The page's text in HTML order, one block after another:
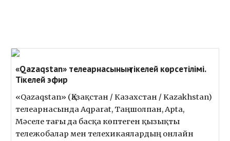
«Qazaqstan» телеарнасының тікелей көрсетілімі.
Тікелей эфир
«Qazaqstan» (Қазақстан / Казахстан / Kazakhstan)
телеарнасында Aqparat, Таңшолпан, Apta,
Мәселе тағы да басқа көптеген қызықты
тележобалар мен телехикаялардың онлайн